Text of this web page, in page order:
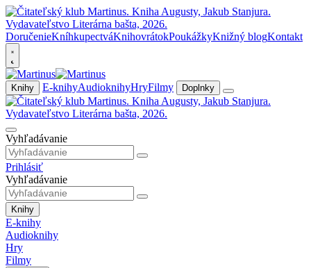
DoručenieKníhkupectváKnihovrátokPoukážkyKnižný blogKontakt
Knihy E-knihyAudioknihyHryFilmy Doplnky
Vyhľadávanie
Prihlásiť
Vyhľadávanie
Knihy
E-knihy
Audioknihy
Hry
Filmy